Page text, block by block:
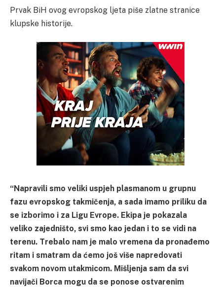
Prvak BiH ovog evropskog ljeta piše zlatne stranice
klupske historije.
“Napravili smo veliki uspjeh plasmanom u grupnu
fazu evropskog takmičenja, a sada imamo priliku da
se izborimo i za Ligu Evrope. Ekipa je pokazala
veliko zajedništo, svi smo kao jedan i to se vidi na
terenu. Trebalo nam je malo vremena da pronađemo
ritam i smatram da ćemo još više napredovati
svakom novom utakmicom. Mišljenja sam da svi
navijači Borca mogu da se ponose ostvarenim